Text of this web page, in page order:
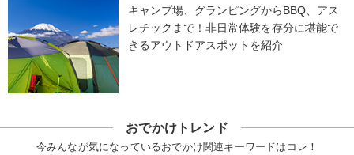
キャンプ場、グランピングからBBQ、アス
レチックまで！非日常体験を存分に堪能で
きるアウトドアスポットを紹介
おでかけトレンド
今みんなが気になっているおでかけ関連キーワードはコレ！